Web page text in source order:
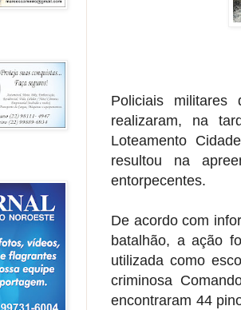
Policiais
realizaram, na
Loteamento
resultou na
entorpecentes.
De acordo com
batalhão, a ação
utilizada como
criminosa
encontraram 44